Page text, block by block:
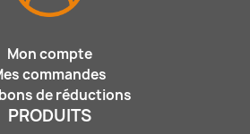
Mon compte
commandes
de réductions
PRODUITS